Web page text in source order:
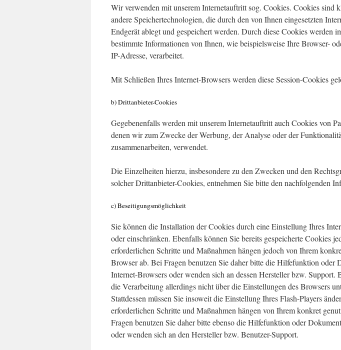
Wir verwenden mit unserem Internetauftritt sog. Cookies. Cookies sind
andere Speichertechnologien, die durch den von Ihnen eingesetzten
Endgerät ablegt und gespeichert werden. Durch diese Cookies werden
bestimmte Informationen von Ihnen, wie beispielsweise Ihre Browser-
IP-Adresse, verarbeitet.
Mit Schließen Ihres Internet-Browsers werden diese Session-Cookies
b) Drittanbieter-Cookies
Gegebenenfalls werden mit unserem Internetauftritt auch Cookies von
denen wir zum Zwecke der Werbung, der Analyse oder der
zusammenarbeiten, verwendet.
Die Einzelheiten hierzu, insbesondere zu den Zwecken und den
solcher Drittanbieter-Cookies, entnehmen Sie bitte den nachfolgenden
c) Beseitigungsmöglichkeit
Sie können die Installation der Cookies durch eine Einstellung Ihres
oder einschränken. Ebenfalls können Sie bereits gespeicherte Cookies
erforderlichen Schritte und Maßnahmen hängen jedoch von Ihrem
Browser ab. Bei Fragen benutzen Sie daher bitte die Hilfefunktion oder
Internet-Browsers oder wenden sich an dessen Hersteller bzw. Support.
die Verarbeitung allerdings nicht über die Einstellungen des Browsers
Stattdessen müssen Sie insoweit die Einstellung Ihres Flash-Players
erforderlichen Schritte und Maßnahmen hängen von Ihrem konkret
Fragen benutzen Sie daher bitte ebenso die Hilfefunktion oder
oder wenden sich an den Hersteller bzw. Benutzer-Support.